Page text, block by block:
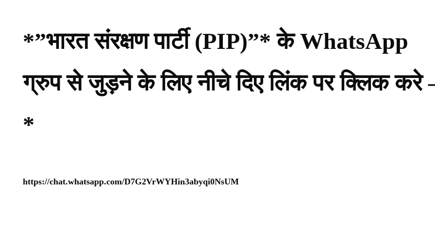
*”भारत संरक्षण पार्टी (PIP)”* के WhatsApp
ग्रुप से जुड़ने के लिए नीचे दिए लिंक पर क्लिक करे
*
https://chat.whatsapp.com/D7G2VrWYHin3abyqi0NsUM